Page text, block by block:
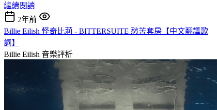
繼續閱讀
2年前
Billie Eilish 怪奇比莉 - BITTERSUITE 愁苦套房【中文翻譯歌
詞】
Billie Eilish 音樂評析